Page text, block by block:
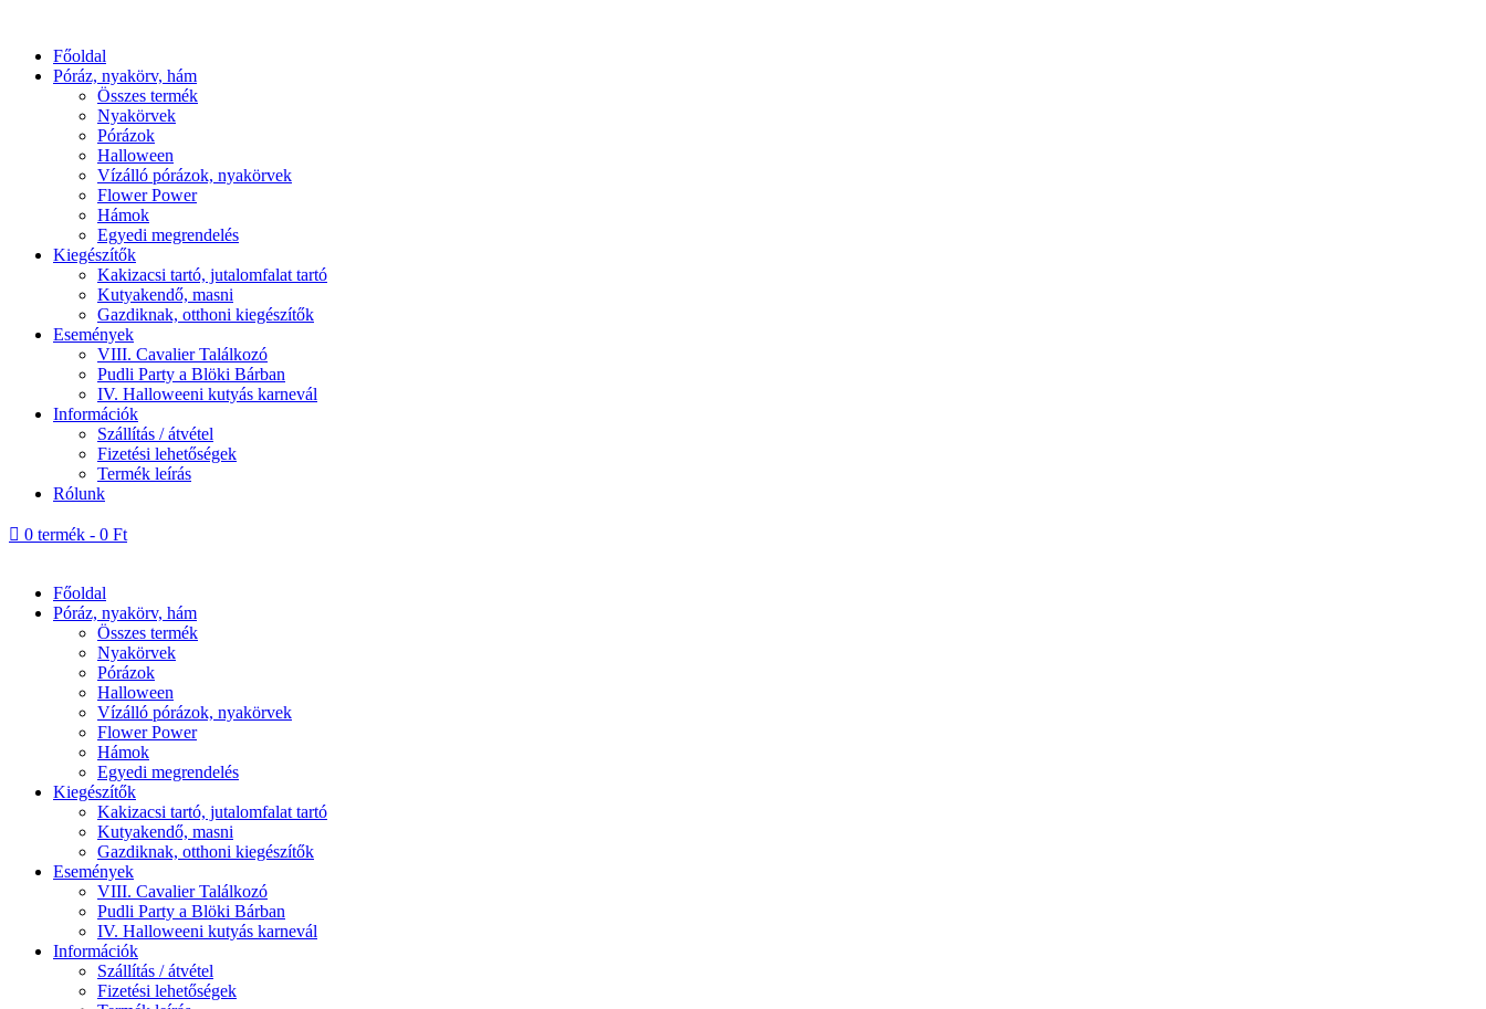
Főoldal
Póráz, nyakörv, hám
Összes termék
Nyakörvek
Pórázok
Halloween
Vízálló pórázok, nyakörvek
Flower Power
Hámok
Egyedi megrendelés
Kiegészítők
Kakizacsi tartó, jutalomfalat tartó
Kutyakendő, masni
Gazdiknak, otthoni kiegészítők
Események
VIII. Cavalier Találkozó
Pudli Party a Blöki Bárban
IV. Halloweeni kutyás karnevál
Információk
Szállítás / átvétel
Fizetési lehetőségek
Termék leírás
Rólunk
 0 termék - 0 Ft
Főoldal
Póráz, nyakörv, hám
Összes termék
Nyakörvek
Pórázok
Halloween
Vízálló pórázok, nyakörvek
Flower Power
Hámok
Egyedi megrendelés
Kiegészítők
Kakizacsi tartó, jutalomfalat tartó
Kutyakendő, masni
Gazdiknak, otthoni kiegészítők
Események
VIII. Cavalier Találkozó
Pudli Party a Blöki Bárban
IV. Halloweeni kutyás karnevál
Információk
Szállítás / átvétel
Fizetési lehetőségek